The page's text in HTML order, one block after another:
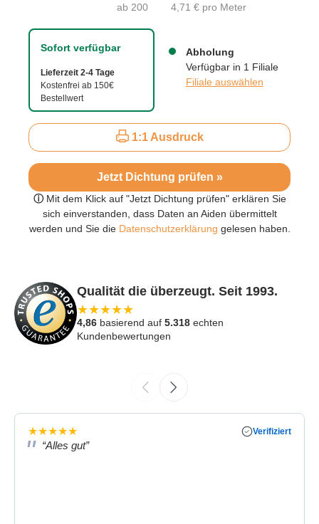
1:1 Ausdruck
Jetzt Dichtung prüfen »
ⓘ Mit dem Klick auf "Jetzt Dichtung prüfen" erklären Sie
sich einverstanden, dass Daten an Aiden übermittelt
werden und Sie dieDatenschutzerklärung gelesen haben.
Sofort verfügbar
Lieferzeit 2-4 Tage
Kostenfrei ab 150€
Bestellwert
Abholung
Verfügbar in 1 Filiale
Filiale auswählen
ab 200
4,71 € pro Meter
Qualität die überzeugt. Seit 1993.
★★★★★
4,86 basierend auf 5.318 echten
Kundenbewertungen
★★★★★ Verifiziert
“Alles gut”